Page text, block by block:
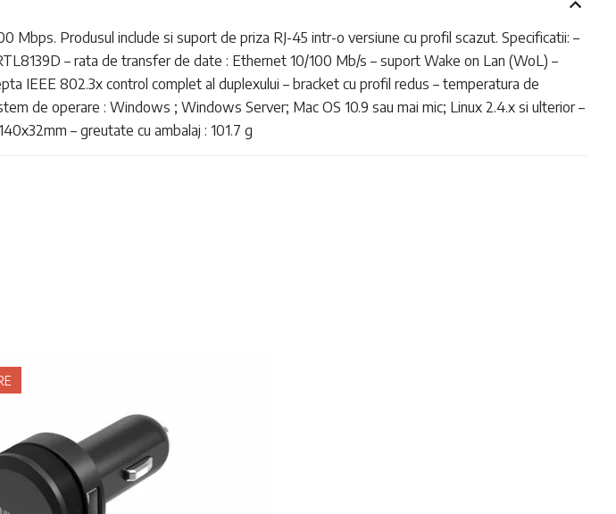
Produsul include si suport de priza RJ-45 intr-o versiune cu profil scazut. Specificatii: –
– rata de transfer de date : Ethernet 10/100 Mb/s – suport Wake on Lan (WoL) –
IEEE 802.3x control complet al duplexului – bracket cu profil redus – temperatura de
de operare : Windows ; Windows Server; Mac OS 10.9 sau mai mic; Linux 2.4.x si ulterior –
– greutate cu ambalaj : 101.7 g